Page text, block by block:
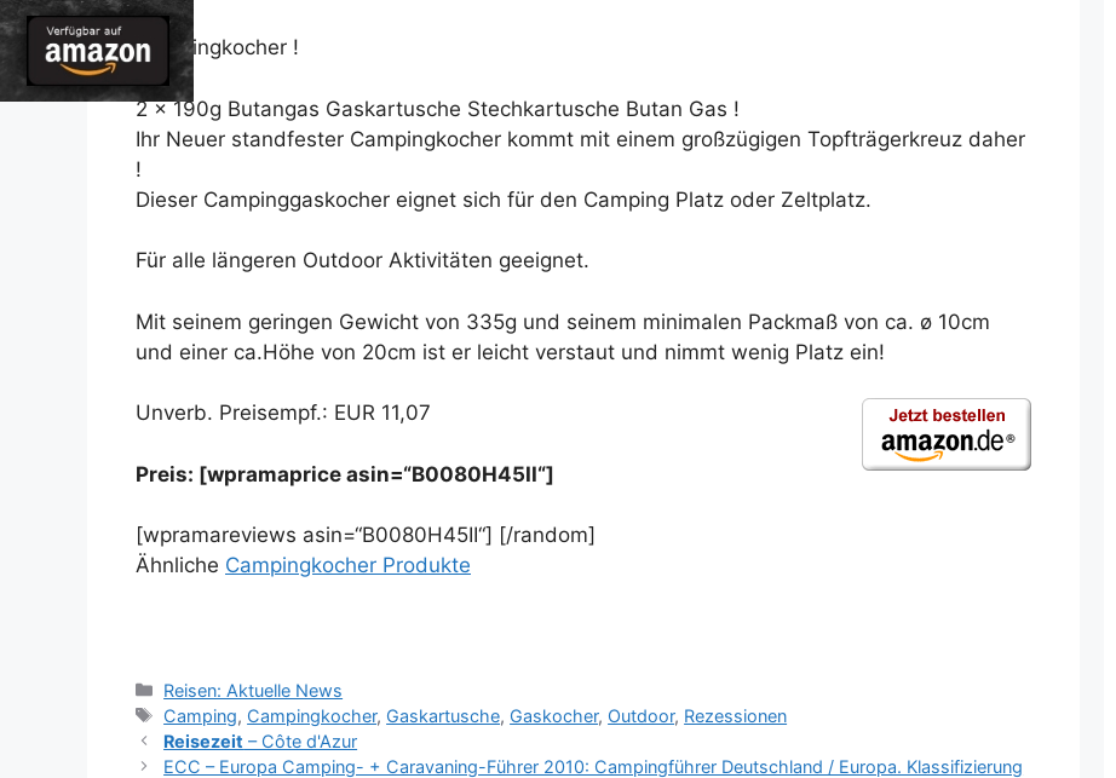
Campingkocher !
2 x 190g Butangas Gaskartusche Stechkartusche Butan Gas !
Ihr Neuer standfester Campingkocher kommt mit einem großzügigen Topfträgerkreuz daher
!
Dieser Campinggaskocher eignet sich für den Camping Platz oder Zeltplatz.
Für alle längeren Outdoor Aktivitäten geeignet.
Mit seinem geringen Gewicht von 335g und seinem minimalen Packmaß von ca. ø 10cm
und einer ca.Höhe von 20cm ist er leicht verstaut und nimmt wenig Platz ein!
Unverb. Preisempf.: EUR 11,07
Preis: [wpramaprice asin=“B0080H45II“]
[wpramareviews asin=“B0080H45II“] [/random]
Ähnliche Campingkocher Produkte
Kategorien
Reisen: Aktuelle News
Schlagwörter
Camping, Campingkocher, Gaskartusche, Gaskocher, Outdoor, Rezessionen
Reisezeit – Côte d'Azur
ECC – Europa Camping- + Caravaning-Führer 2010: Campingführer Deutschland / Europa. Klassifizierung